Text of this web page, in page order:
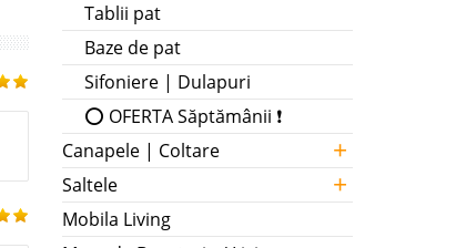
Tablii pat
Baze de pat
Sifoniere | Dulapuri
⭕ OFERTA Săptămânii ❗
Canapele | Coltare
+
Saltele +
Mobila Living